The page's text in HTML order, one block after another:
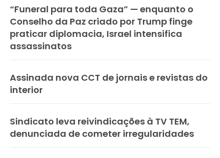
“Funeral para toda Gaza” — enquanto o
Conselho da Paz criado por Trump finge
praticar diplomacia, Israel intensifica
assassinatos
Assinada nova CCT de jornais e revistas do
interior
Sindicato leva reivindicações à TV TEM,
denunciada de cometer irregularidades